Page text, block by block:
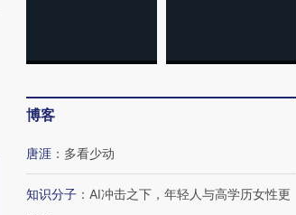
博客
唐涯 ： 多看少动
知识分子 ： AI冲击之下，年轻人与高学历女性更